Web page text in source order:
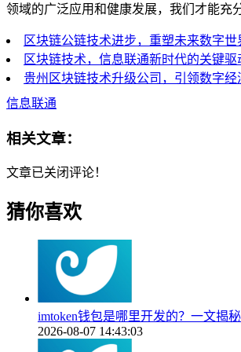
领域的广泛应用和健康发展，我们才能充
区块链公链技术进步，重塑未来数字世
区块链技术，信息联通新时代的关键驱
贵州区块链技术升级公司，引领数字经
信息联通
相关文章：
文章已关闭评论！
猜你喜欢
imtoken钱包是哪里开发的？一文揭
2026-08-07 14:43:03